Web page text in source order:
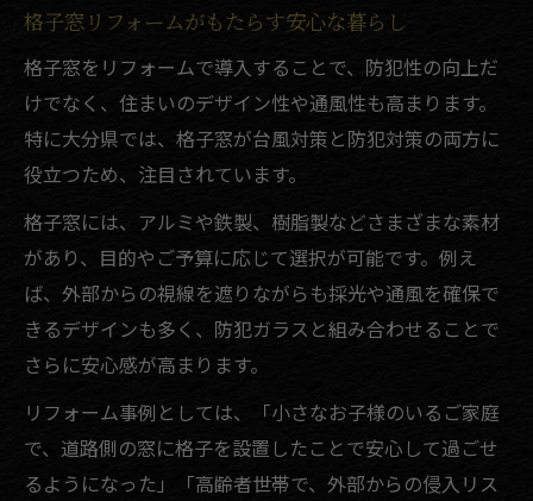
補助金を活用した大分県の窓リフォームポイン
ト
リフォーム補助金活用の基本と注意点
格子窓リフォームで補助金が使えるケース
大分県の窓リフォームで補助金を賢く使う
補助金対象のリフォーム工事ポイント解説
窓リフォームの費用軽減術と活用方法
信頼できる業者選びで安心リフォーム実現
リフォームで後悔しない業者選びのコツ
格子窓リフォームに強い業者の見極め方
信頼重視のリフォーム依頼先選びポイント
安心して任せられる窓リフォーム業者の特
格子窓リフォームがもたらす安心な暮らし
格子窓をリフォームで導入することで、防犯性の向上だ
けでなく、住まいのデザイン性や通風性も高まります。
特に大分県では、格子窓が台風対策と防犯対策の両方に
役立つため、注目されています。
格子窓には、アルミや鉄製、樹脂製などさまざまな素材
があり、目的やご予算に応じて選択が可能です。例え
ば、外部からの視線を遮りながらも採光や通風を確保で
きるデザインも多く、防犯ガラスと組み合わせることで
さらに安心感が高まります。
リフォーム事例としては、「小さなお子様のいるご家庭
で、道路側の窓に格子を設置したことで安心して過ごせ
るようになった」「高齢者世帯で、外部からの侵入リス